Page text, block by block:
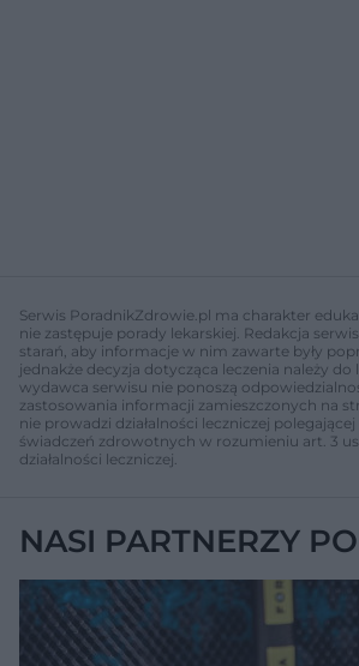
Serwis PoradnikZdrowie.pl ma charakter
nie zastępuje porady lekarskiej. Redakcja
starań, aby informacje w nim zawarte były
jednakże decyzja dotycząca leczenia należy do
wydawca serwisu nie ponoszą
zastosowania informacji zamieszczonych na
nie prowadzi działalności leczniczej
świadczeń zdrowotnych w rozumieniu art. 3
działalności leczniczej.
NASI PARTNERZY